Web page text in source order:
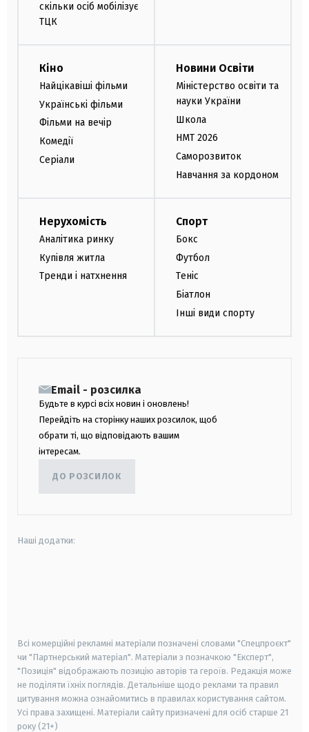
скільки осіб мобілізує
ТЦК
Кіно
Найцікавіші фільми
Українські фільми
Фільми на вечір
Комедії
Серіали
Новини Освіти
Міністерство освіти та
науки України
Школа
НМТ 2026
Саморозвиток
Навчання за кордоном
Нерухомість
Аналітика ринку
Купівля житла
Тренди і натхнення
Спорт
Бокс
Футбол
Теніс
Біатлон
Інші види спорту
Email - розсилка
Будьте в курсі всіх новин і оновлень!
Перейдіть на сторінку наших розсилок, щоб
обрати ті, що відповідають вашим
інтересам.
ДО РОЗСИЛОК
Наші додатки:
Всі комерційні рекламні матеріали позначені словами "Спецпроєкт"
чи "Партнерський матеріал". Матеріали з позначкою "Експерт",
"Позиція" відображають позицію авторів та героїв. Редакція може
не поділяти їхніх поглядів. Детальніше щодо реклами та правил
цитування можна ознайомитись в правилах користування сайтом.
Усі права захищені. Матеріали сайту призначені для осіб старше 21
року (21+)